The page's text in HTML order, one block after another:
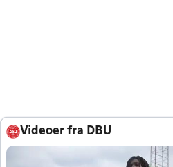
Videoer fra DBU